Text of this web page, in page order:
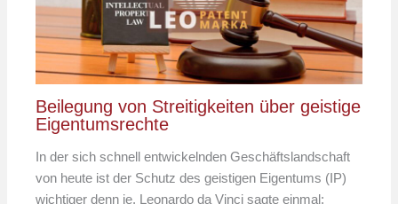
Beilegung von Streitigkeiten über geistige
Eigentumsrechte
In der sich schnell entwickelnden Geschäftslandschaft
von heute ist der Schutz des geistigen Eigentums (IP)
wichtiger denn je. Leonardo da Vinci sagte einmal: